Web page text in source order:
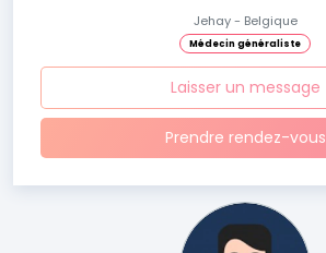
Jehay - Belgique
Médecin généraliste
Laisser un message
Prendre rendez-vous